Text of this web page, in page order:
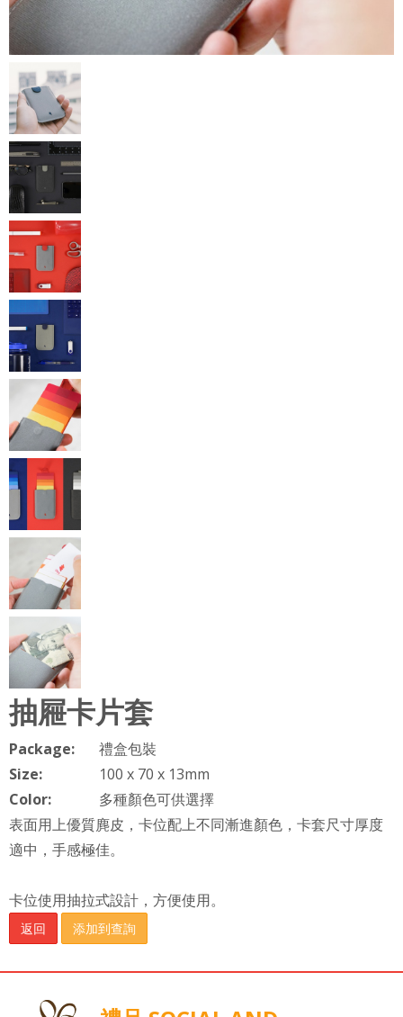
抽屜卡片套
Package:
禮盒包裝
Size:
100 x 70 x 13mm
Color:
多種顏色可供選擇
表面用上優質麂皮，卡位配上不同漸進顏色，卡套尺寸厚度
適中，手感極佳。
卡位使用抽拉式設計，方便使用。
返回 添加到查詢